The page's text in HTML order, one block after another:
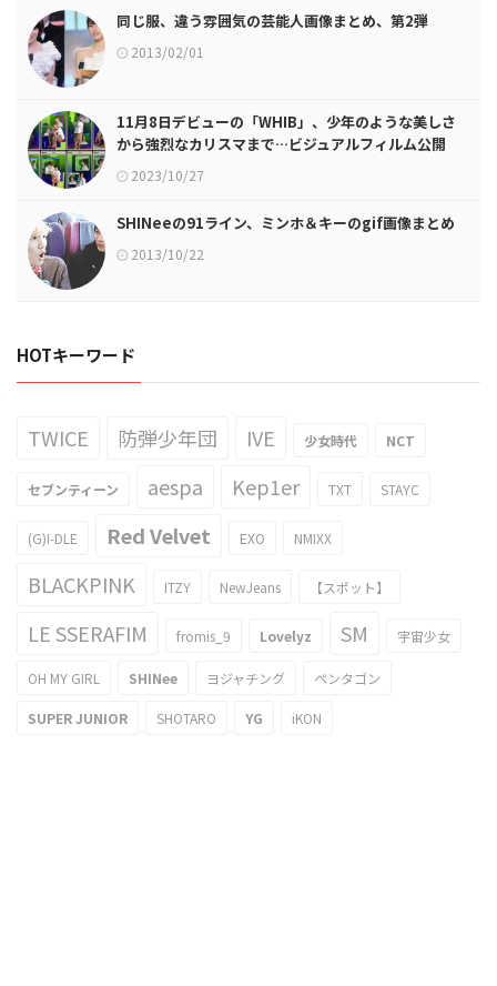
同じ服、違う雰囲気の芸能人画像まとめ、第2弾
2013/02/01
11月8日デビューの「WHIB」、少年のような美しさ
から強烈なカリスマまで…ビジュアルフィルム公開
2023/10/27
SHINeeの91ライン、ミンホ＆キーのgif画像まとめ
2013/10/22
HOTキーワード
TWICE 防弾少年団 IVE 少女時代 NCT
セブンティーン aespa Kep1er TXT STAYC
(G)I-DLE Red Velvet EXO NMIXX
BLACKPINK ITZY NewJeans 【スポット】
LE SSERAFIM fromis_9 Lovelyz SM 宇宙少女
OH MY GIRL SHINee ヨジャチング ペンタゴン
SUPER JUNIOR SHOTARO YG iKON